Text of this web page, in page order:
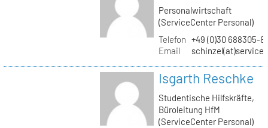
Personalwirtschaft
(ServiceCenter Personal)
Telefon +49 (0)30 688305-
Email
Isgarth Reschke
Studentische Hilfskräfte,
Büroleitung HfM
(ServiceCenter Personal)